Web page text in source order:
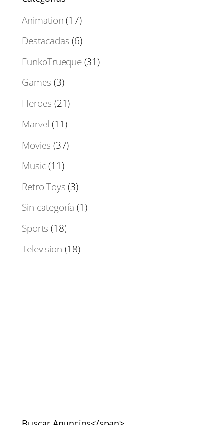
Animation (17)
Destacadas (6)
FunkoTrueque(31)
Games (3)
Heroes (21)
Marvel (11)
Movies (37)
Music(11)
Retro Toys (3)
Sin categoría (1)
Sports (18)
Television (18)